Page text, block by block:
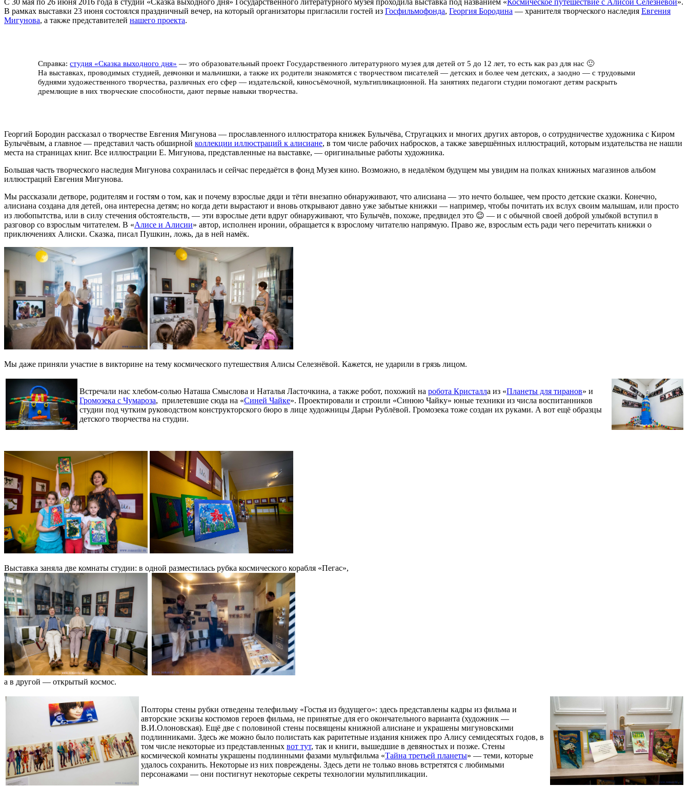
В рамках выставки 23 июня состоялся праздничный вечер, на который организаторы пригласили гостей из Госфильмофонда, Георгия Бородина — хранителя творческого наследия Евгения
Мигунова, а также представителей нашего проекта.
Справка:студия «Сказка выходного дня» — это образовательный проект Государственного литературного музея для детей от 5 до 12 лет, то есть как раз для нас 🙂
На выставках, проводимых студией, девчонки и мальчишки, а также их родители знакомятся с творчеством писателей — детских и более чем детских, а заодно — с трудовыми
буднями художественного творчества, различных его сфер — издательской, киносъёмочной, мультипликационной. На занятиях педагоги студии помогают детям раскрыть
дремлющие в них творческие способности, дают первые навыки творчества.
Георгий Бородин рассказал о творчестве Евгения Мигунова — прославленного иллюстратора книжек Булычёва, Стругацких и многих других авторов, о сотрудничестве художника с Киром
Булычёвым, а главное — представил часть обширной коллекции иллюстраций к алисиане, в том числе рабочих набросков, а также завершённых иллюстраций, которым издательства не нашли
места на страницах книг. Все иллюстрации Е. Мигунова, представленные на выставке, — оригинальные работы художника.
Большая часть творческого наследия Мигунова сохранилась и сейчас передаётся в фонд Музея кино. Возможно, в недалёком будущем мы увидим на полках книжных магазинов альбом
иллюстраций Евгения Мигунова.
Мы рассказали детворе, родителям и гостям о том, как и почему взрослые дяди и тёти внезапно обнаруживают, что алисиана — это нечто большее, чем просто детские сказки. Конечно,
алисиана создана для детей, она интересна детям; но когда дети вырастают и вновь открывают давно уже забытые книжки — например, чтобы почитать их вслух своим малышам, или просто
из любопытства, или в силу стечения обстоятельств, — эти взрослые дети вдруг обнаруживают, что Булычёв, похоже, предвидел это 😉 — и с обычной своей доброй улыбкой вступил в
разговор со взрослым читателем. В «Алисе и Алисии» автор, исполнен иронии, обращается к взрослому читателю напрямую. Право же, взрослым есть ради чего перечитать книжки о
приключениях Алиски. Сказка, писал Пушкин, ложь, да в ней намёк.
Мы даже приняли участие в викторине на тему космического путешествия Алисы Селезнёвой. Кажется, не ударили в грязь лицом.
Встречали нас хлебом-солью Наташа Смыслова и Наталья Ласточкина, а также робот, похожий на робота Кристалла из «Планеты для тиранов» и
Громозека с Чумароза, прилетевшие сюда на «Синей Чайке». Проектировали и строили «Синюю Чайку» юные техники из числа воспитанников
студии под чутким руководством конструкторского бюро в лице художницы Дарьи Рублёвой. Громозека тоже создан их руками. А вот ещё образцы
детского творчества на студии.
Выставка заняла две комнаты студии: в одной разместилась рубка космического корабля «Пегас»,
а в другой — открытый космос.
Полторы стены рубки отведены телефильму «Гостья из будущего»: здесь представлены кадры из фильма и
авторские эскизы костюмов героев фильма, не принятые для его окончательного варианта (художник —
В.И.Олоновская). Ещё две с половиной стены посвящены книжной алисиане и украшены мигуновскими
подлинниками. Здесь же можно было полистать как раритетные издания книжек про Алису семидесятых годов, в
том числе некоторые из представленных вот тут, так и книги, вышедшие в девяностых и позже. Стены
космической комнаты украшены подлинными фазами мультфильма «Тайна третьей планеты» — теми, которые
удалось сохранить. Некоторые из них повреждены. Здесь дети не только вновь встретятся с любимыми
персонажами — они постигнут некоторые секреты технологии мультипликации.